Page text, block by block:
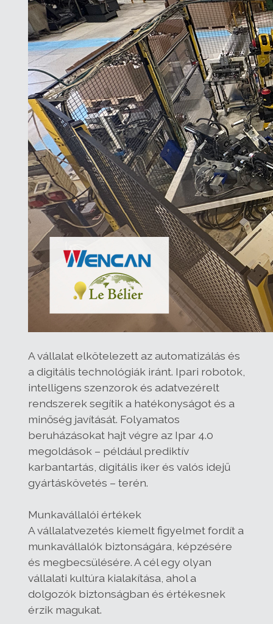
A vállalat elkötelezett az automatizálás és
a digitális technológiák iránt. Ipari robotok,
intelligens szenzorok és adatvezérelt
rendszerek segítik a hatékonyságot és a
minőség javítását. Folyamatos
beruházásokat hajt végre az Ipar 4.0
megoldások – például prediktív
karbantartás, digitális iker és valós idejű
gyártáskövetés – terén.
Munkavállalói értékek
A vállalatvezetés kiemelt figyelmet fordít a
munkavállalók biztonságára, képzésére
és megbecsülésére. A cél egy olyan
vállalati kultúra kialakítása, ahol a
dolgozók biztonságban és értékesnek
érzik magukat.